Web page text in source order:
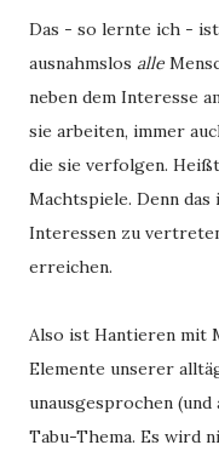
Das - so lernte ich -
ausnahmslos alle
neben dem Interesse
sie arbeiten, immer
die sie verfolgen.
Machtspiele. Denn
Interessen zu
erreichen.
Also ist Hantieren mit
Elemente unserer
unausgesprochen
Tabu-Thema. Es wird